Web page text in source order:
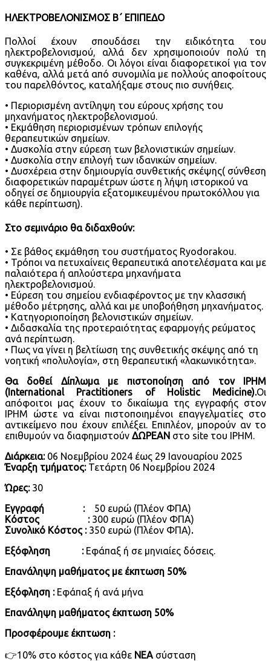
ΗΛΕΚΤΡΟΒΕΛΟΝΙΣΜΟΣ Β΄ ΕΠΙΠΕΔΟ
Πολλοί έχουν σπουδάσει την ειδικότητα του
ηλεκτροβελονισμού, αλλά δεν χρησιμοποιούν πολύ τη
συγκεκριμένη μέθοδο. Οι λόγοι είναι διαφορετικοί για τον
καθένα, αλλά μετά από συνομιλία με πολλούς αποφοίτους
του παρελθόντος, καταλήξαμε στους πιο συνήθεις.
• Περιορισμένη αντίληψη του εύρους χρήσης του
μηχανήματος ηλεκτροβελονισμού.
• Εκμάθηση περιορισμένων τρόπων επιλογής
θεραπευτικών σημείων.
• Δυσκολία στην εύρεση των βελονιστικών σημείων.
• Δυσκολία στην επιλογή των ιδανικών σημείων.
• Δυσχέρεια στην δημιουργία συνθετικής σκέψης( σύνθεση
διαφορετικών παραμέτρων ώστε η λήψη ιστορικού να
οδηγεί σε δημιουργία εξατομικευμένου πρωτοκόλλου για
κάθε περίπτωση).
Στο σεμινάριο θα διδαχθούν:
• Σε βάθος εκμάθηση του συστήματος Ryodorakou.
• Τρόποι να πετυχαίνεις θεραπευτικά αποτελέσματα και με
παλαιότερα ή απλούστερα μηχανήματα
ηλεκτροβελονισμού.
• Εύρεση του σημείου ενδιαφέροντος με την κλασσική
μέθοδο μέτρησης, αλλά και με υποβοήθηση μηχανήματος.
• Κατηγοριοποίηση βελονιστικών σημείων.
• Διδασκαλία της προτεραιότητας εφαρμογής ρεύματος
ανά περίπτωση.
• Πως να γίνει η βελτίωση της συνθετικής σκέψης από τη
νοητική «πολυλογία», στη θεραπευτική «λακωνικότητα».
Θα δοθεί Δίπλωμα με πιστοποίηση από τον IPHM
(International Practitioners of Holistic Medicine).Οι
απόφοιτοι μας έχουν το δικαίωμα της εγγραφής στον
IPHM ώστε να είναι πιστοποιημένοι επαγγελματίες στο
αντικείμενο που έχουν επιλέξει. Επιπλέον, μπορούν αν το
επιθυμούν να διαφημιστούν ΔΩΡΕΑΝ στο site του IPHM.
Διάρκεια:06 Νοεμβρίου 2024 έως 29 Ιανουαρίου 2025
Έναρξη τμήματος:Τετάρτη 06 Νοεμβρίου 2024
Ώρες:30
Εγγραφή :50 ευρώ (Πλέον ΦΠΑ)
Κόστος :300 ευρώ (Πλέον ΦΠΑ)
Συνολικό Kόστος :350 ευρώ (Πλέον ΦΠΑ).
Εξόφληση : Εφάπαξ ή σε μηνιαίες δόσεις.
Επανάληψη μαθήματος με έκπτωση 50%
Εξόφληση :Εφάπαξ ή ανά μήνα
Επανάληψη μαθήματος έκπτωση 50%
Προσφέρουμε έκπτωση :
👉10% στο κόστος για κάθε ΝΕΑ σύσταση